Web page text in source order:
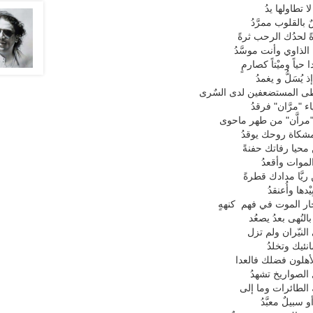
تطاولها يدُ
ممرَّدُ
لحدُك الرحب ثرةً
الذاوي وأنت موسَّدُ
حياً وميْتاً كصارمٍ
يُسَلُّ و يغمدُ
المستضعفين لدى السٌرى
"مرَّان" فرقدُ
"مراَّن" من طهر ماحوى
روحك يوقدُ
محيا رفاتك حفنةً
الموات وأقعدُ
ريَّا مدادك قطرةً
وأُعنقدُ
الموت في فهم كنههٍ
بعدُ يصعُد
النيّران ولم تزل
وتخلدُ
فضلك فالعدا
الصواريخ تشهدُ
الطائرات وما إلى
سبيلٌ معبَّدُ